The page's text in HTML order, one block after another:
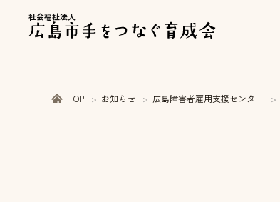
社会福祉法人
TOP お知らせ 広島障害者雇用支援センター